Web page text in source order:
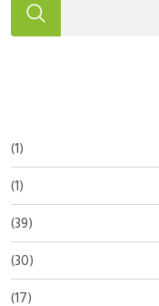
(1)
(1)
(39)
(30)
(17)